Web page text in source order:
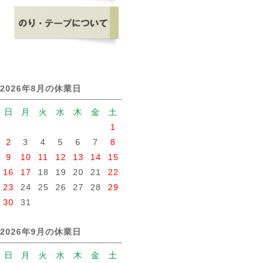
2026年8月の休業日
日 月 火 水 木 金
土
1
2
3 4 5 6 7
8
9
10 11 12 13 14
15
16
17 18 19 20 21
22
23
24 25 26 27 28
29
30
31
2026年9月の休業日
日 月 火 水 木 金 土